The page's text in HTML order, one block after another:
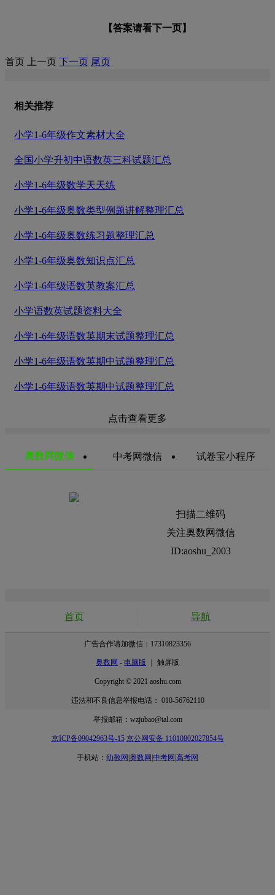
【答案请看下一页】
首页 上一页 下一页 尾页
相关推荐
小学1-6年级作文素材大全
全国小学升初中语数英三科试题汇总
小学1-6年级数学天天练
小学1-6年级奥数类型例题讲解整理汇总
小学1-6年级奥数练习题整理汇总
小学1-6年级奥数知识点汇总
小学1-6年级语数英教案汇总
小学语数英试题资料大全
小学1-6年级语数英期末试题整理汇总
小学1-6年级语数英期中试题整理汇总
小学1-6年级语数英期中试题整理汇总
点击查看更多
奥数网微信 中考网微信 试卷宝小程序
扫描二维码
关注奥数网微信
ID:aoshu_2003
首页 导航
广告合作请加微信：17310823356
奥数网 - 电脑版 ｜ 触屏版
Copyright © 2021 aoshu.com
违法和不良信息举报电话： 010-56762110
举报邮箱：wzjubao@tal.com
京ICP备09042963号-15 京公网安备 11010802027854号
手机站： 幼教网|奥数网|中考网|高考网